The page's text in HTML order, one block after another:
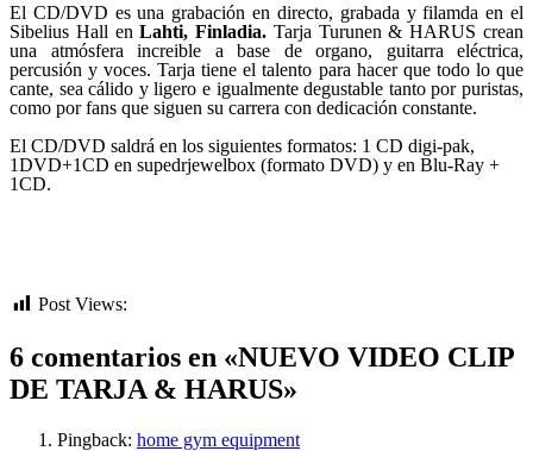
El CD/DVD es una grabación en directo, grabada y filamda en el
Sibelius Hall enLahti, Finladia. Tarja Turunen & HARUS crean
una atmósfera increible a base de organo, guitarra eléctrica,
percusión y voces. Tarja tiene el talento para hacer que todo lo que
cante, sea cálido y ligero e igualmente degustable tanto por puristas,
como por fans que siguen su carrera con dedicación constante.
El CD/DVD saldrá en los siguientes formatos: 1 CD digi-pak,
1DVD+1CD en supedrjewelbox (formato DVD) y en Blu-Ray +
1CD.
Post Views:
6 comentarios en «NUEVO VIDEO CLIP
DE TARJA & HARUS»
Pingback: home gym equipment